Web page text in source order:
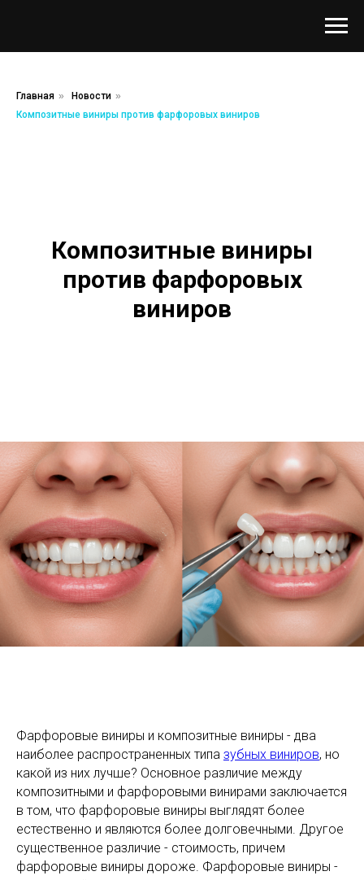
Главная » Новости »
Композитные виниры против фарфоровых виниров
Композитные виниры
против фарфоровых
виниров
Фарфоровые виниры и композитные виниры - два
наиболее распространенных типа зубных виниров, но
какой из них лучше? Основное различие между
композитными и фарфоровыми винирами заключается
в том, что фарфоровые виниры выглядят более
естественно и являются более долговечными. Другое
существенное различие - стоимость, причем
фарфоровые виниры дороже. Фарфоровые виниры -